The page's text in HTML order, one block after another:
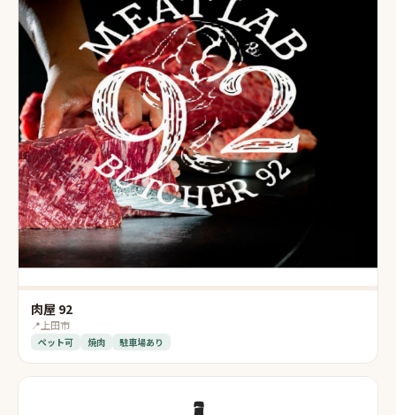
肉屋 92
📍 上田市
ペット可 焼肉 駐車場あり